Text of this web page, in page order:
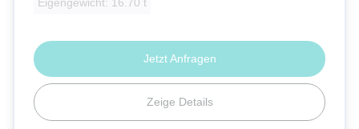
Eigengewicht: 16.70 t
Zeige Details
Jetzt Anfragen